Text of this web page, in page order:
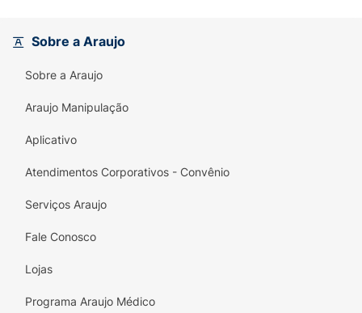
Sobre a Araujo
Sobre a Araujo
Araujo Manipulação
Aplicativo
Atendimentos Corporativos - Convênio
Serviços Araujo
Fale Conosco
Lojas
Programa Araujo Médico